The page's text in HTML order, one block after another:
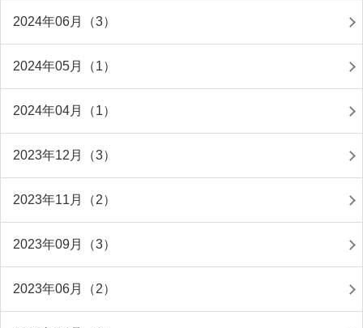
2024年06月（3）
2024年05月（1）
2024年04月（1）
2023年12月（3）
2023年11月（2）
2023年09月（3）
2023年06月（2）